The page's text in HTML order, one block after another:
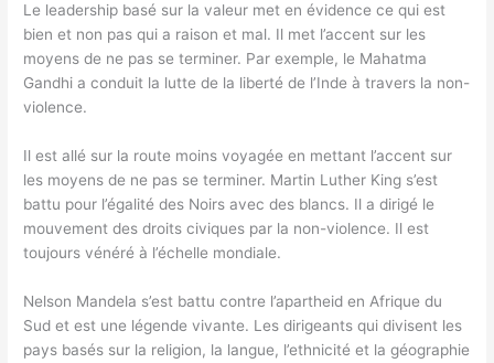
Le leadership basé sur la valeur met en évidence ce qui est
bien et non pas qui a raison et mal. Il met l’accent sur les
moyens de ne pas se terminer. Par exemple, le Mahatma
Gandhi a conduit la lutte de la liberté de l’Inde à travers la non-
violence.
Il est allé sur la route moins voyagée en mettant l’accent sur
les moyens de ne pas se terminer. Martin Luther King s’est
battu pour l’égalité des Noirs avec des blancs. Il a dirigé le
mouvement des droits civiques par la non-violence. Il est
toujours vénéré à l’échelle mondiale.
Nelson Mandela s’est battu contre l’apartheid en Afrique du
Sud et est une légende vivante. Les dirigeants qui divisent les
pays basés sur la religion, la langue, l’ethnicité et la géographie